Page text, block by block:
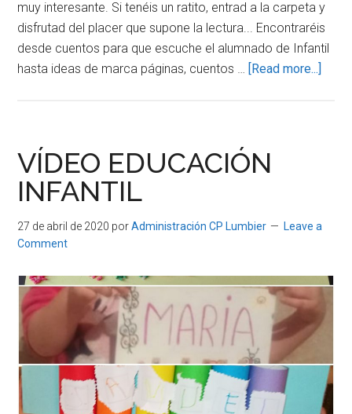
muy interesante. Si tenéis un ratito, entrad a la carpeta y
disfrutad del placer que supone la lectura... Encontraréis
desde cuentos para que escuche el alumnado de Infantil
hasta ideas de marca páginas, cuentos …
[Read more...]
VÍDEO EDUCACIÓN
INFANTIL
27 de abril de 2020 porAdministración CP Lumbier
Leave a
Comment